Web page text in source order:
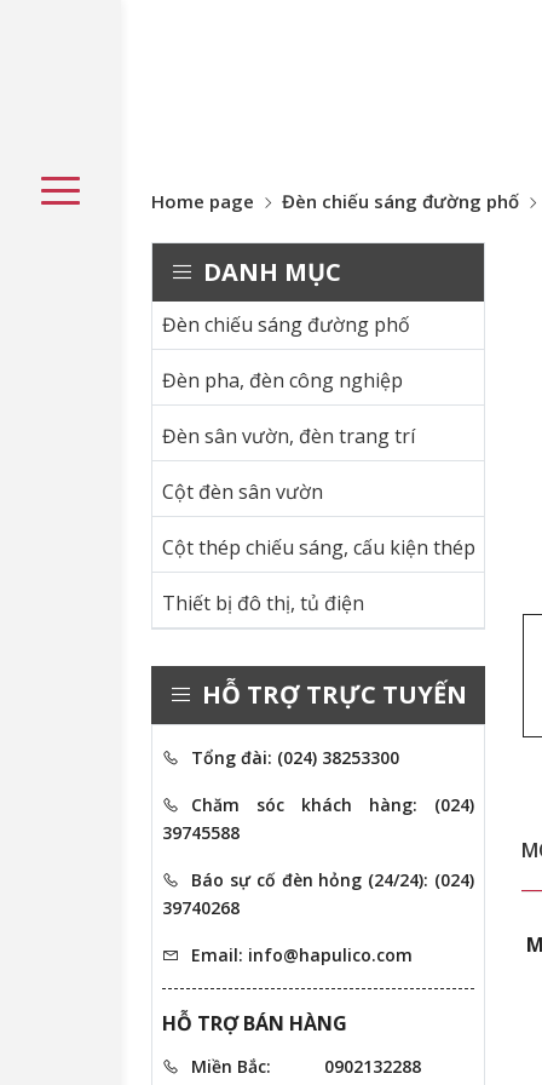
Home page Đèn chiếu sáng đường phố
DANH MỤC
Đèn chiếu sáng đường phố
Đèn pha, đèn công nghiệp
Đèn sân vườn, đèn trang trí
Cột đèn sân vườn
Cột thép chiếu sáng, cấu kiện thép
Thiết bị đô thị, tủ điện
HỖ TRỢ TRỰC TUYẾN
Tổng đài: (024) 38253300
Chăm sóc khách hàng: (024)
39745588
Báo sự cố đèn hỏng (24/24): (024)
39740268
Email: info@hapulico.com
HỖ TRỢ BÁN HÀNG
Miền Bắc:
0902132288